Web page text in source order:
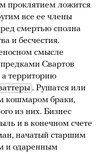
проклятием ложится
все ее члены
смертью сполна
и бесчестия.
смысле
Свартов
а территорию
. Рушатся или
кошмаром браки,
из них. Бизнес
и в конечном счете
начатый старшим
и одаренным